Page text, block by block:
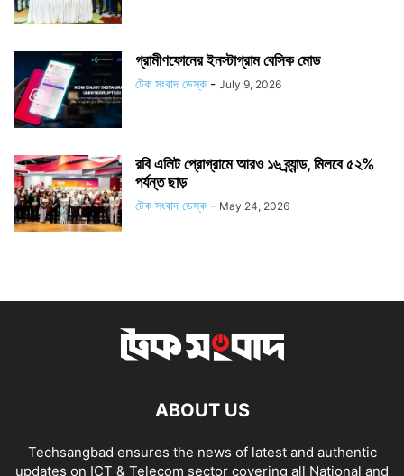
গ্রামীণফোনের ইনস্টাগ্রাম বেসিক মোড
টেক সংবাদ ডেস্ক - July 9, 2026
রবি এলিট প্রোগ্রামে আরও ১৬ ব্র্যান্ড, মিলবে ৫২%
পর্যন্ত ছাড়
টেক সংবাদ ডেস্ক - May 24, 2026
ABOUT US
Techsangbad ensures the news of latest and authentic
updates on ICT & Telecom sector covering all National and